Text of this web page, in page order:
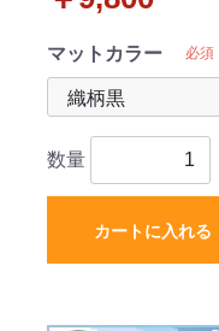
新品
マットカラー 必須
数量
カートに入れる